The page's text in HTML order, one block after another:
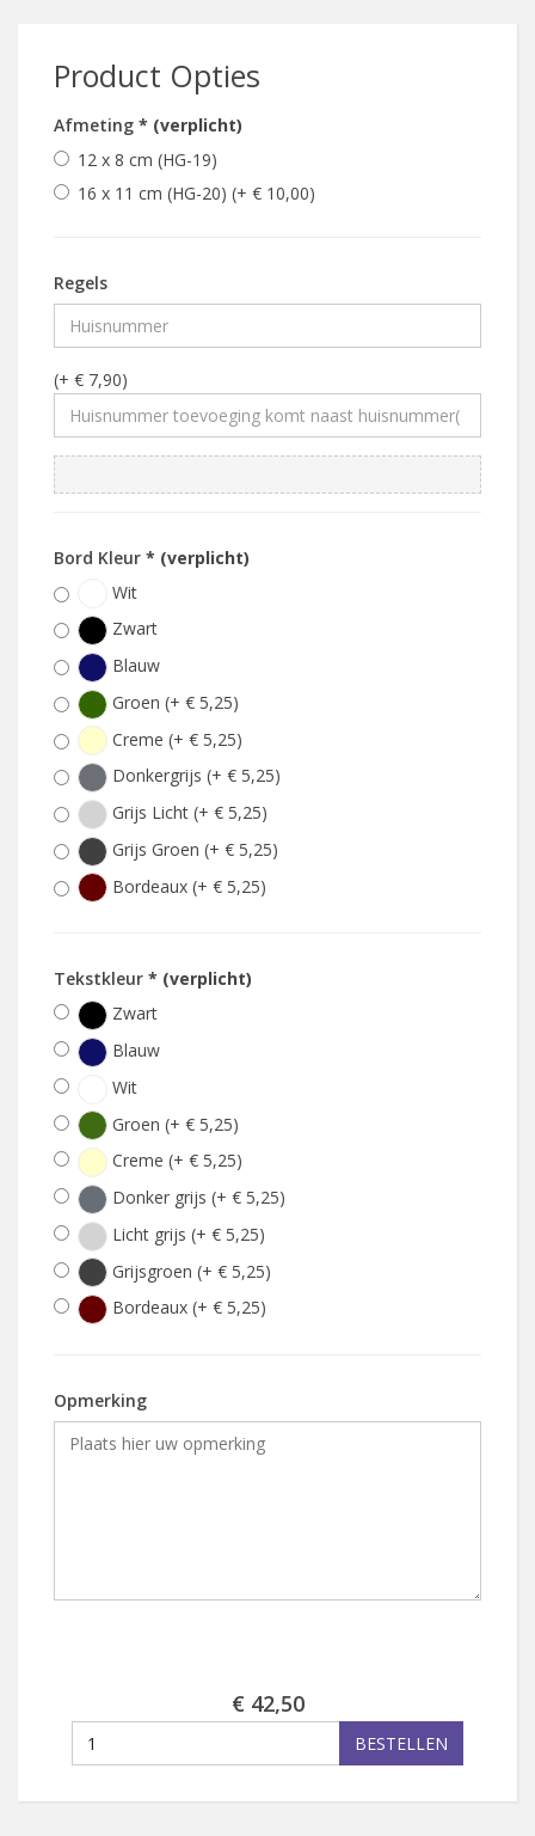
Product Opties
Afmeting * (verplicht)
12 x 8 cm (HG-19)
16 x 11 cm (HG-20) (+ € 10,00)
Regels
(+ € 7,90)
Bord Kleur * (verplicht)
Wit
Zwart
Blauw
Groen (+ € 5,25)
Creme (+ € 5,25)
Donkergrijs (+ € 5,25)
Grijs Licht (+ € 5,25)
Grijs Groen (+ € 5,25)
Bordeaux (+ € 5,25)
Tekstkleur * (verplicht)
Zwart
Blauw
Wit
Groen (+ € 5,25)
Creme (+ € 5,25)
Donker grijs (+ € 5,25)
Licht grijs (+ € 5,25)
Grijsgroen (+ € 5,25)
Bordeaux (+ € 5,25)
Opmerking
€ 42,50
BESTELLEN